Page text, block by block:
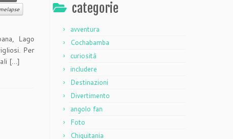
Lago
Per
[…]
categorie
avventura
Cochabamba
curiosità
includere
Destinazioni
Divertimento
angolo fan
Foto
Chiquitania